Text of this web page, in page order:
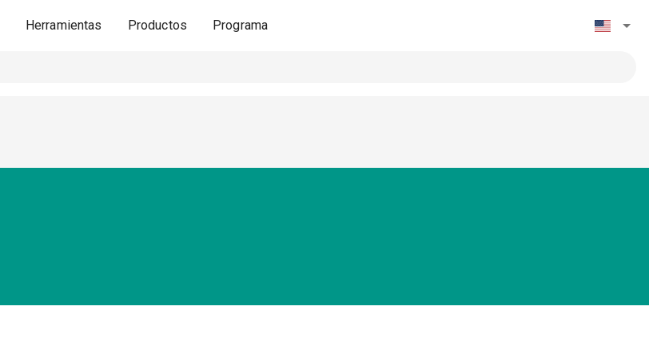
Herramientas Productos Programa